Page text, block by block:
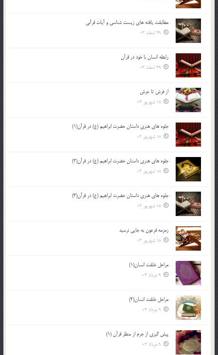
مطابقت یافته های زیست شناسی و آیات قرآنی
29 اسفند 03
رابطه انسان با خود در قرآن
29 اسفند 03
از فرش تا عرش
18 شهریور 03
جلوه هاي هنري داستان حضرت ابراهيم (ع) در قرآن(1)
18 شهریور 03
جلوه هاي هنري داستان حضرت ابراهيم (ع) در قرآن(2)
18 شهریور 03
جلوه هاي هنري داستان حضرت ابراهيم (ع) در قرآن(3)
18 شهریور 03
زمزمه فرعون به جايي نرسيد
18 شهریور 03
مراحل خلقت انسان(1)
9 مرداد 03
مراحل خلقت انسان(2)
9 مرداد 03
پيش گيري از جرم از منظر قرآن (1)
9 مرداد 03